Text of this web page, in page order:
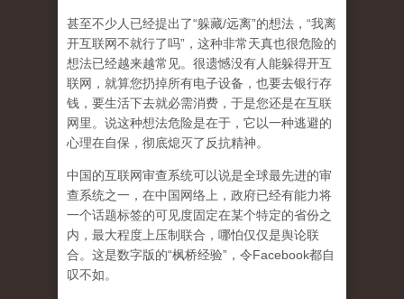
甚至不少人已经提出了“躲藏/远离”的想法，“我离
开互联网不就行了吗”，这种非常天真也很危险的
想法已经越来越常见。很遗憾没有人能躲得开互
联网，就算您扔掉所有电子设备，也要去银行存
钱，要生活下去就必需消费，于是您还是在互联
网里。说这种想法危险是在于，它以一种逃避的
心理在自保，彻底熄灭了反抗精神。
中国的互联网审查系统可以说是全球最先进的审
查系统之一，在中国网络上，政府已经有能力将
一个话题标签的可见度固定在某个特定的省份之
内，最大程度上压制联合 ，哪怕仅仅是舆论联
合。这是数字版的“枫桥经验”，令Facebook都自
叹不如。